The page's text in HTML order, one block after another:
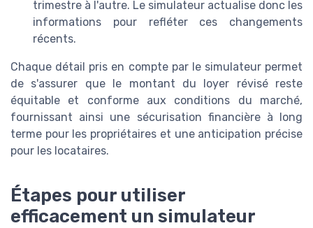
trimestre à l'autre. Le simulateur actualise donc les
informations pour refléter ces changements
récents.
Chaque détail pris en compte par le simulateur permet
de s'assurer que le montant du loyer révisé reste
équitable et conforme aux conditions du marché,
fournissant ainsi une sécurisation financière à long
terme pour les propriétaires et une anticipation précise
pour les locataires.
Étapes pour utiliser
efficacement un simulateur